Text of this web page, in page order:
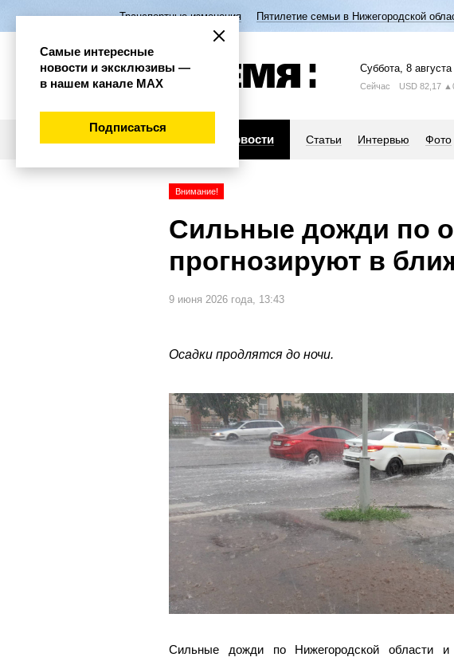
Транспортные изменения Пятилетие семьи в Нижегородской
Суббота, 8 августа
Сейчас USD 82,17
Новости Статьи Интервью Фото
Внимание!
Сильные дожди по
прогнозируют в
9 июня 2026 года, 13:43
Осадки продлятся до ночи.
Сильные дожди по Нижегородской области
Самые интересные
новости и эксклюзивы —
в нашем канале МАХ
Подписаться